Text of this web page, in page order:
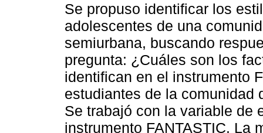
Se propuso identificar los
adolescentes de una
semiurbana, buscando
pregunta: ¿Cuáles son los
identifican en el instrumento
estudiantes de la comunidad
Se trabajó con la variable de
instrumento FANTASTIC. La